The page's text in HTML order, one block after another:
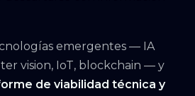
emergentes — IA
vision, IoT, blockchain — y
de viabilidad técnica y